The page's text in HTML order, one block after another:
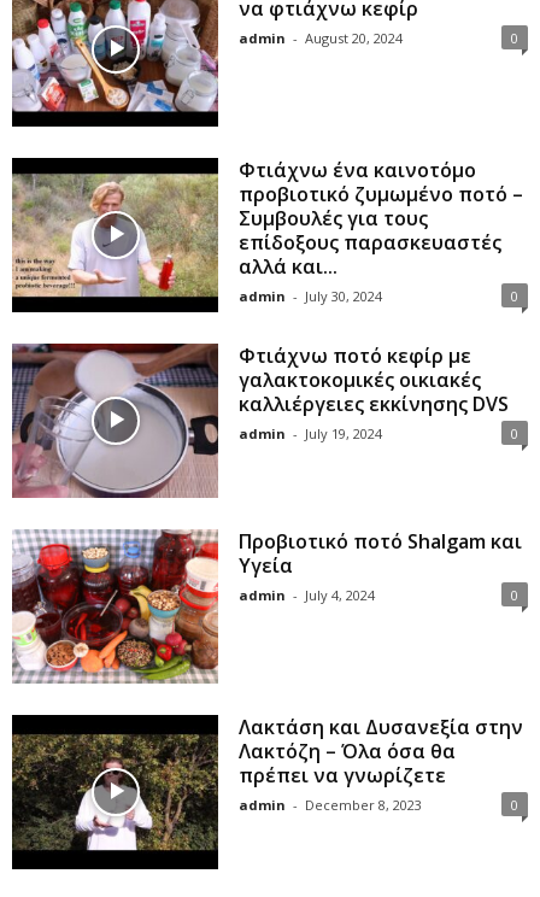
να φτιάχνω κεφίρ
admin - August 20, 2024 0
Φτιάχνω ένα καινοτόμο
προβιοτικό ζυμωμένο ποτό –
Συμβουλές για τους
επίδοξους παρασκευαστές
αλλά και...
admin - July 30, 2024 0
Φτιάχνω ποτό κεφίρ με
γαλακτοκομικές οικιακές
καλλιέργειες εκκίνησης DVS
admin - July 19, 2024 0
Προβιοτικό ποτό Shalgam και
Υγεία
admin - July 4, 2024 0
Λακτάση και Δυσανεξία στην
Λακτόζη – Όλα όσα θα
πρέπει να γνωρίζετε
admin - December 8, 2023 0